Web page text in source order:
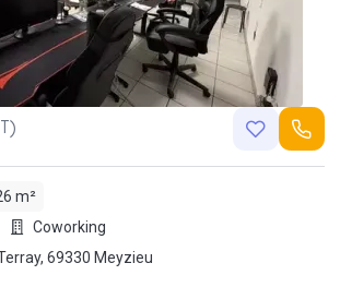
m²
Coworking
Avenue Lionel Terray, 69330 Meyzieu